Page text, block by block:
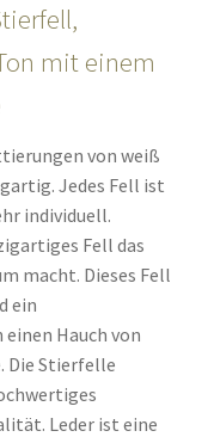
mit einem
von weiß
Jedes Fell ist
individuell.
Fell das
macht. Dieses Fell
ein
Hauch von
Die Stierfelle
Leder ist eine